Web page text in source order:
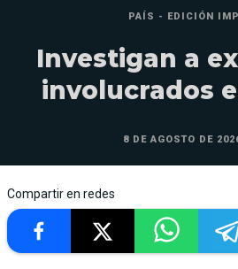
PAÍS - EDICIÓN
Investigan a
involucrados
8 DE AGOSTO DE
Compartir en redes